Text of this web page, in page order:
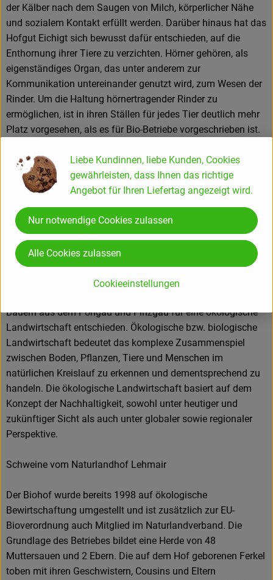
der Kälber nach dem Saugen von Milch, körperlicher Nähe
und sozialem Kontakt erfüllt werden. Darüber hinaus hat das
Hofgut Eichigt sich bewusst dafür entschieden, auf die
Enthornung ihrer Tiere zu verzichten. Hörner gehören, als
eigenständiges Organ, das unter anderem zur
Kommunikation untereinander genutzt wird, zum Wesen der
Rinder. Um die Haltung hörnertragender Rinder zu
ermöglichen, ist in ihren Ställen für jedes Tier deutlich mehr
Platz vorgesehen, als es für Bio-Betriebe vorgeschrieben ist.
Tauernlamm - Fleischprodukte aus der Nationalparkregion
"Hohe Tauern"
Die Tiere wachsen in der Nationalparkregion "Hohe Tauern"
unter natürlicher Haltung heran und werden auf den
Bergbauernhöfen schlachtfertig gefüttert.
Tauernlammfleisch ist das Ergebnis notwendiger
Rückbesinnung auf eine regionale, natürliche und
nachhaltige Lebensweise. Aus Überzeugung von der
Bauern aus dem Pongau und Pinzgau für eine ökologische
Landwirtschaft entschieden. Ökologische bzw. biologische
Landwirtschaft bedeutet das komplexe Zusammenspiel
zwischen Boden, Pflanzen, Tiere und Menschen im
natürlichen Kreislauf zu erkennen und dementsprechend zu
handeln. Die ökologische Landwirtschaft basiert auf dem
Konzept der Nachhaltigkeit, sowohl unter heutiger und
zukünftiger Sicht als auch unter globaler sowie regionaler
Perspektive.
Schweine vom Naturlandhof Lehmair
Der Biohof wurde bereits 1998 auf ökologische
Bewirtschaftung umgestellt und ist zusätzlich zur EU-
Bioverordnung auch Mitglied im Naturlandverband. Die
Grundlage des Betriebes bildet eine Herde von 48
Muttersauen und 2 Ebern. Die auf dem Hof geborenen Ferkel
toben mit ihren Geschwistern, Cousins und Eltern
Liebe Kundinnen, liebe Kunden, Cookies
gewährleisten, dass Ihnen das richtige
Angebot für Ihren Liefertag angezeigt wird.
Cookieeinstellungen
Nur notwendige Cookies zulassen
Alle Cookies zulassen